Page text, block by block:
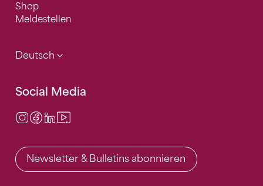
Shop
Meldestellen
Deutsch
Social Media
Instagram
Facebook
LinkedIn
Newsletter & Bulletins abonnieren